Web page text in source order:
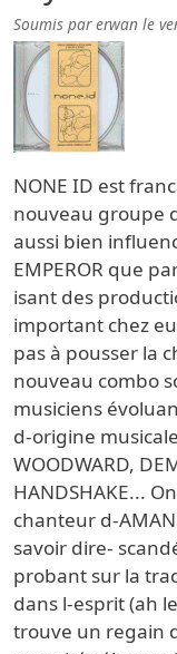
Soumis parerwan le
NONE ID est
nouveau groupe
aussi bien
EMPEROR que
isant des
important chez
pas à pousser la
nouveau combo
musiciens
d-origine
WOODWARD,
HANDSHAKE...
chanteur d-
savoir dire-
probant sur la
dans l-esprit (ah
trouve un regain